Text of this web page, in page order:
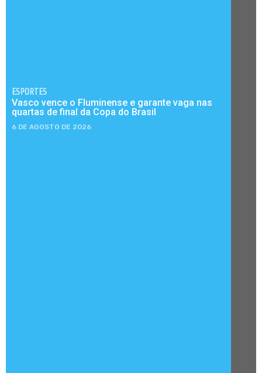
ESPORTES
Vasco vence o Fluminense e garante vaga nas
quartas de final da Copa do Brasil
6 DE AGOSTO DE 2026